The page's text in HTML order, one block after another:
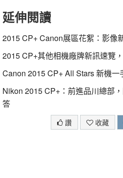
延伸閱讀
2015 CP+ Canon展區花絮：影像
2015 CP+其他相機廠牌新訊速覽
Canon 2015 CP+ All Stars 新機一
Nikon 2015 CP+：前進品川總部
答
讚 收藏